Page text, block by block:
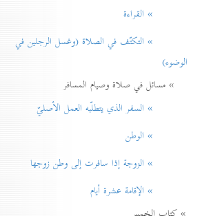
» القراءة
» التكتّف في الصلاة (وغسل الرجلين في
الوضوء)
» مسائل في صلاة وصيام المسافر
» السفر الذي يتطلّبه العمل الأصليّ
» الوطن
» الزوجة إذا سافرت إلی وطن زوجها
» الإقامة عشرة أيام